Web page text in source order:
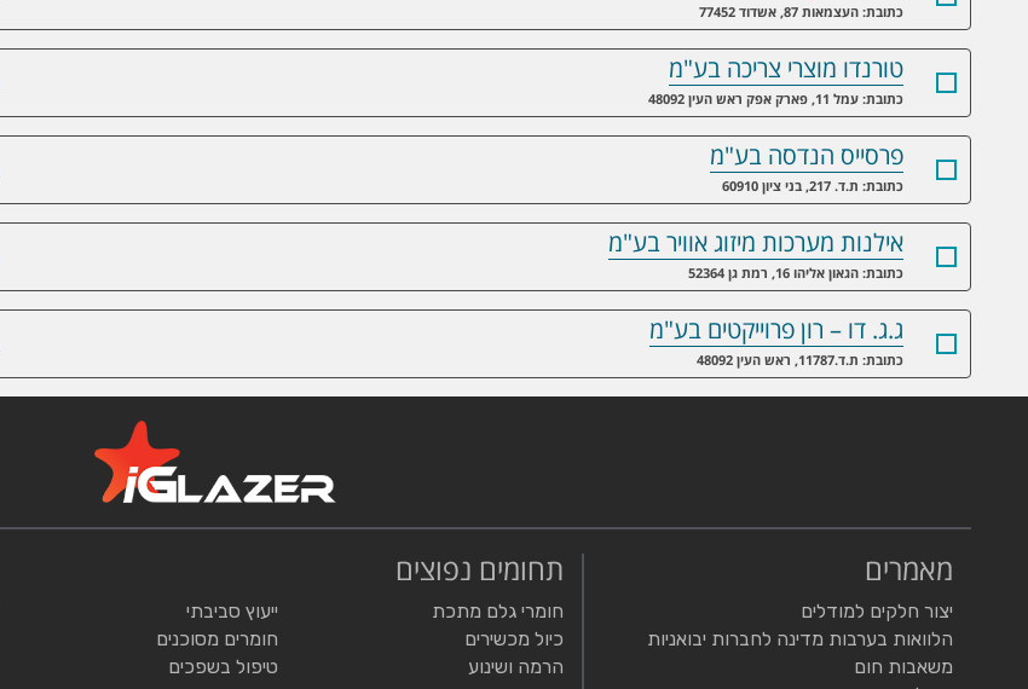
כתובת: העצמאות 87, אשדוד 77452
טורנדו מוצרי צריכה בע"מ
כתובת: עמל 11, פארק אפק ראש העין 48092
פרסייס הנדסה בע"מ
כתובת: ת.ד. 217, בני ציון 60910
אילנות מערכות מיזוג אוויר בע"מ
כתובת: הגאון אליהו 16, רמת גן 52364
ג.ג. דו – רון פרוייקטים בע"מ
כתובת: ת.ד.11787, ראש העין 48092
מאמרים
יצור חלקים למודלים
הלוואות בערבות מדינה לחברות יבואניות
משאבות חום
תחומים נפוצים
חומרי גלם מתכת
כיול מכשירים
הרמה ושינוע
ייעוץ סביבתי
חומרים מסוכנים
טיפול בשפכים